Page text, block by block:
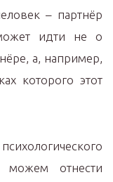
– партнёр
идти не о
а, например,
которого этот
можем отнести